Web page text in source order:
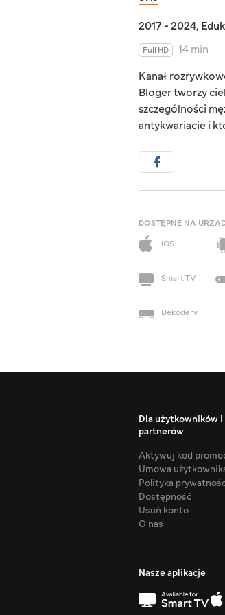
2017 - 2024,
Full HD
14 min
Kanał
Bloger tworzy
szczególności
antykwariacie i
DOSTĘPNE NA
iOS
Smart TV
Dekodery
Dla użytkowników i
partnerów
Aktywuj kod
Umowa
Polityka
Dostępność
Usuń konto
O nas
Nasze aplikacje